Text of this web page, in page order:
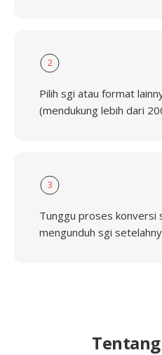
2
Pilih sgi atau format
(mendukung lebih dari
3
Tunggu proses konversi
mengunduh sgi